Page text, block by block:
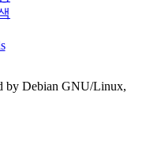
by Debian GNU/Linux,